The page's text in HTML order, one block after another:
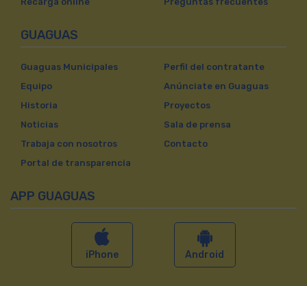
GUAGUAS
Guaguas Municipales
Equipo
Historia
Noticias
Trabaja con nosotros
Portal de transparencia
Perfil del contratante
Anúnciate en Guaguas
Proyectos
Sala de prensa
Contacto
APP GUAGUAS
iPhone Android